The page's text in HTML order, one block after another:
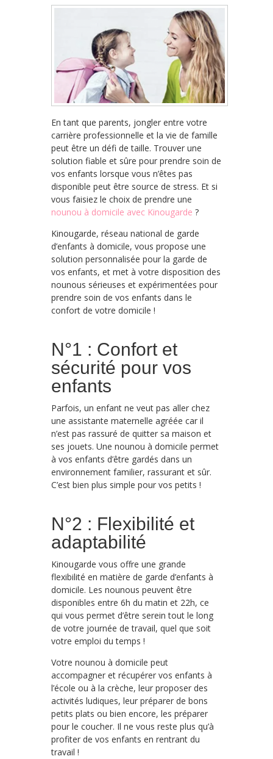
En tant que parents, jongler entre votre
carrière professionnelle et la vie de famille
peut être un défi de taille. Trouver une
solution fiable et sûre pour prendre soin de
vos enfants lorsque vous n’êtes pas
disponible peut être source de stress. Et si
vous faisiez le choix de prendre une
nounou à domicile avec Kinougarde ?
Kinougarde, réseau national de garde
d’enfants à domicile, vous propose une
solution personnalisée pour la garde de
vos enfants, et met à votre disposition des
nounous sérieuses et expérimentées pour
prendre soin de vos enfants dans le
confort de votre domicile !
N°1 : Confort et
sécurité pour vos
enfants
Parfois, un enfant ne veut pas aller chez
une assistante maternelle agréée car il
n’est pas rassuré de quitter sa maison et
ses jouets. Une nounou à domicile permet
à vos enfants d’être gardés dans un
environnement familier, rassurant et sûr.
C’est bien plus simple pour vos petits !
N°2 : Flexibilité et
adaptabilité
Kinougarde vous offre une grande
flexibilité en matière de garde d’enfants à
domicile. Les nounous peuvent être
disponibles entre 6h du matin et 22h, ce
qui vous permet d’être serein tout le long
de votre journée de travail, quel que soit
votre emploi du temps !
Votre nounou à domicile peut
accompagner et récupérer vos enfants à
l’école ou à la crèche, leur proposer des
activités ludiques, leur préparer de bons
petits plats ou bien encore, les préparer
pour le coucher. Il ne vous reste plus qu’à
profiter de vos enfants en rentrant du
travail !